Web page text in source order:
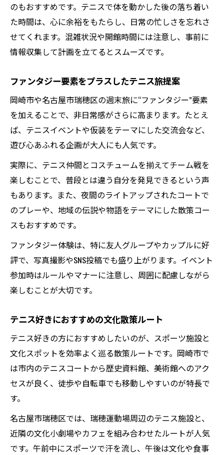
のもおすすめです。テニスで体を動かした後の落ち着い
た時間は、心に余裕をもたらし、日常の忙しさを忘れさ
せてくれます。混雑状況や開館時間には注意し、事前に
情報収集して計画を立てるとスムーズです。
ファンタジー要素をプラスしたテニス旅提案
岡崎市や名古屋市瑞穂区の週末旅に“ファンタジー”要素
を加えることで、非日常感がさらに高まります。たとえ
ば、テニスイベントや仮装をテーマにした交流会など、
遊び心あふれる企画が大人にも人気です。
実際に、テニス仲間とコスチュームを揃えてチーム戦を
楽しむことで、普段とは違う自分を発見できるという声
もあります。また、夜間のライトアップされたコートで
のプレーや、地域の伝説や物語をテーマにした散策コー
スもおすすめです。
ファンタジー体験は、特に友人グループやカップルに好
評で、写真撮影やSNS投稿でも盛り上がります。イベント
参加時はルールやマナーに注意し、周囲に配慮しながら
楽しむことが大切です。
テニス好きにおすすめの文化散策ルート
テニス好きの方におすすめしたいのが、スポーツ施設と
文化スポットを効率よく巡る散策ルートです。岡崎市で
は市内のテニスコートから歴史資料館、美術館へのアク
セスが良く、徒歩や自転車でも移動しやすいのが特長で
す。
名古屋市瑞穂区では、瑞穂運動場周辺のテニス施設と、
近隣の文化小劇場やカフェを組み合わせたルートが人気
です。午前中にスポーツで汗を流し、午後は文化や食事